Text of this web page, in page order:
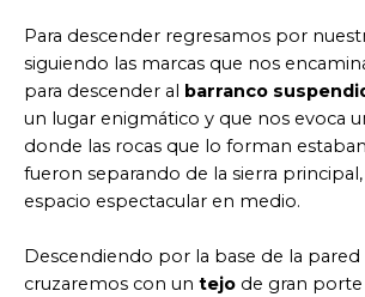
Para descender regresamos por
siguiendo las marcas que nos
para descender al barranco
un lugar enigmático y que nos evoca
donde las rocas que lo forman
fueron separando de la sierra
espacio espectacular en medio.
Descendiendo por la base de la pared
cruzaremos con un tejo de gran porte